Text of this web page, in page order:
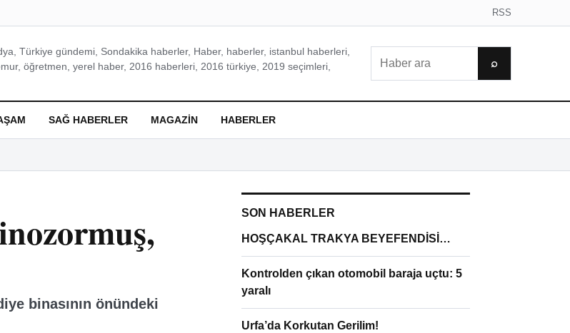
RSS
Türkiye gündemi, Sondakika haberler, Haber, haberler, istanbul haberleri,
öğretmen, yerel haber, 2016 haberleri, 2016 türkiye, 2019 seçimleri,
⌕
SAĞ HABERLER MAGAZIN HABERLER
binasının önündeki
SON HABERLER
HOŞÇAKAL TRAKYA BEYEFENDİSİ…
Kontrolden çıkan otomobil baraja uçtu: 5
yaralı
Urfa’da Korkutan Gerilim!